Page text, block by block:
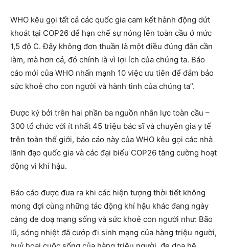
WHO kêu gọi tất cả các quốc gia cam kết hành động dứt
khoát tại COP26 để hạn chế sự nóng lên toàn cầu ở mức
1,5 độ C. Đây không đơn thuần là một điều đúng đắn cần
làm, mà hơn cả, đó chính là vì lợi ích của chúng ta. Báo
cáo mới của WHO nhấn mạnh 10 việc ưu tiên để đảm bảo
sức khoẻ cho con người và hành tinh của chúng ta”.
Được ký bởi trên hai phần ba nguồn nhân lực toàn cầu –
300 tổ chức với ít nhất 45 triệu bác sĩ và chuyên gia y tế
trên toàn thế giới, báo cáo này của WHO kêu gọi các nhà
lãnh đạo quốc gia và các đại biểu COP26 tăng cường hoạt
động vì khí hậu.
Báo cáo được đưa ra khi các hiện tượng thời tiết không
mong đợi cùng những tác động khí hậu khác đang ngày
càng đe doạ mạng sống và sức khoẻ con người như: Bão
lũ, sóng nhiệt đã cướp đi sinh mạng của hàng triệu người,